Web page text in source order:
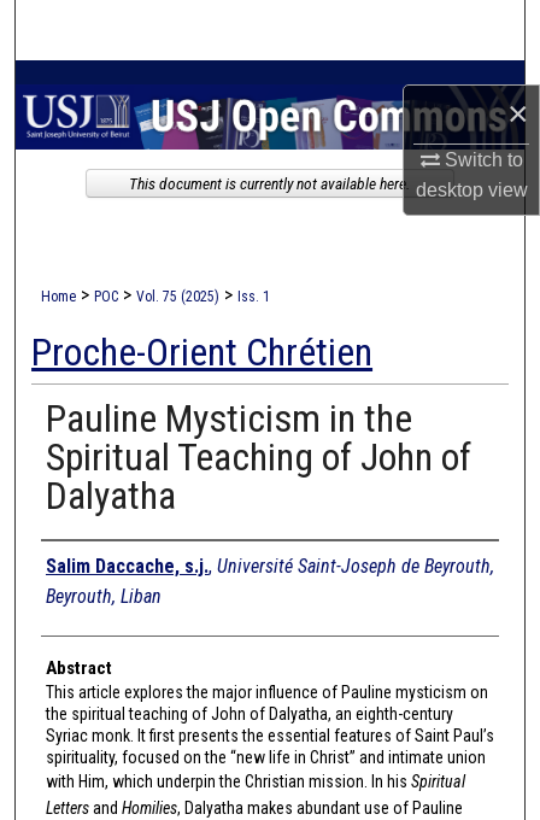
×
Switch to
desktopview
My Account
Home > POC > Vol. 75 (2025) > Iss. 1
Proche-Orient Chrétien
Pauline Mysticism in the
Spiritual Teaching of John of
Dalyatha
Authors
Salim Daccache, s.j., Université Saint-Joseph de Beyrouth,
Beyrouth, Liban
Abstract
This article explores the major influence of Pauline mysticism on
the spiritual teaching of John of Dalyatha, an eighth-century
Syriac monk. It first presents the essential features of Saint Paul’s
spirituality, focused on the “new life in Christ” and intimate union
with Him, which underpin the Christian mission. In his Spiritual
Lettersand Homilies, Dalyatha makes abundant use of Pauline
This document is currently not available here.